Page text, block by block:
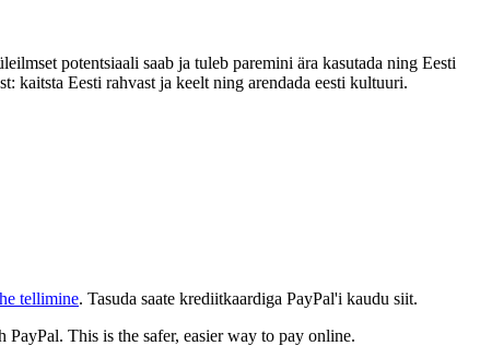
potentsiaali saab ja tuleb paremini ära kasutada ning Eesti
kaitsta Eesti rahvast ja keelt ning arendada eesti kultuuri.
tellimine. Tasuda saate krediitkaardiga PayPal'i kaudu siit.
PayPal. This is the safer, easier way to pay online.